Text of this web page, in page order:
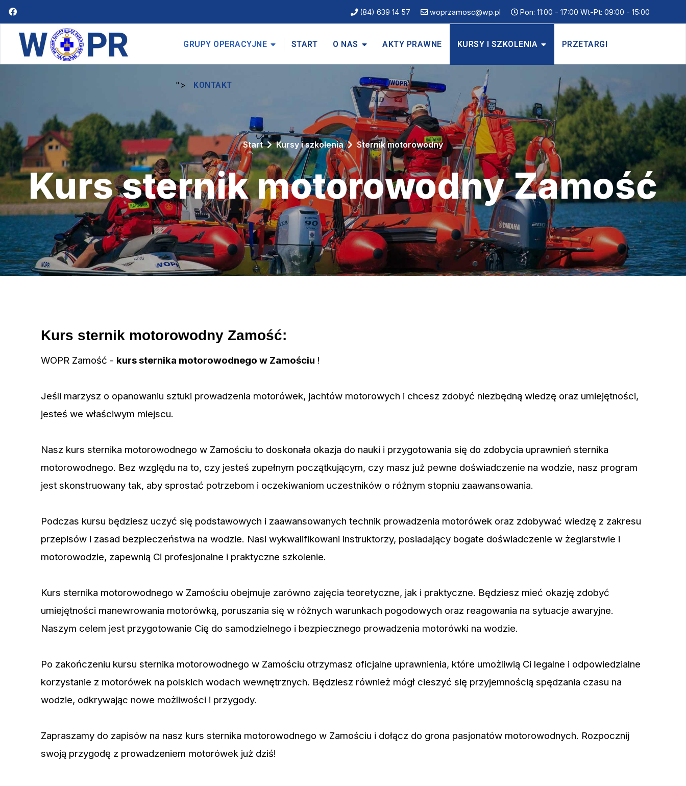
(84) 639 14 57 woprzamosc@wp.pl Pon: 11:00 - 17:00 Wt-Pt: 09:00 - 15:00
GRUPY OPERACYJNE START O NAS AKTY PRAWNE KURSY I SZKOLENIA PRZETARGI
"> KONTAKT
Kurs sternik motorowodny Zamość
Start Kursy i szkolenia Sternik motorowodny
Kurs sternik motorowodny Zamość:
WOPR Zamość - kurs sternika motorowodnego w Zamościu !
Jeśli marzysz o opanowaniu sztuki prowadzenia motorówek, jachtów motorowych i chcesz zdobyć niezbędną wiedzę oraz umiejętności,
jesteś we właściwym miejscu.
Nasz kurs sternika motorowodnego w Zamościu to doskonała okazja do nauki i przygotowania się do zdobycia uprawnień sternika
motorowodnego. Bez względu na to, czy jesteś zupełnym początkującym, czy masz już pewne doświadczenie na wodzie, nasz program
jest skonstruowany tak, aby sprostać potrzebom i oczekiwaniom uczestników o różnym stopniu zaawansowania.
Podczas kursu będziesz uczyć się podstawowych i zaawansowanych technik prowadzenia motorówek oraz zdobywać wiedzę z zakresu
przepisów i zasad bezpieczeństwa na wodzie. Nasi wykwalifikowani instruktorzy, posiadający bogate doświadczenie w żeglarstwie i
motorowodzie, zapewnią Ci profesjonalne i praktyczne szkolenie.
Kurs sternika motorowodnego w Zamościu obejmuje zarówno zajęcia teoretyczne, jak i praktyczne. Będziesz mieć okazję zdobyć
umiejętności manewrowania motorówką, poruszania się w różnych warunkach pogodowych oraz reagowania na sytuacje awaryjne.
Naszym celem jest przygotowanie Cię do samodzielnego i bezpiecznego prowadzenia motorówki na wodzie.
Po zakończeniu kursu sternika motorowodnego w Zamościu otrzymasz oficjalne uprawnienia, które umożliwią Ci legalne i odpowiedzialne
korzystanie z motorówek na polskich wodach wewnętrznych. Będziesz również mógł cieszyć się przyjemnością spędzania czasu na
wodzie, odkrywając nowe możliwości i przygody.
Zapraszamy do zapisów na nasz kurs sternika motorowodnego w Zamościu i dołącz do grona pasjonatów motorowodnych. Rozpocznij
swoją przygodę z prowadzeniem motorówek już dziś!